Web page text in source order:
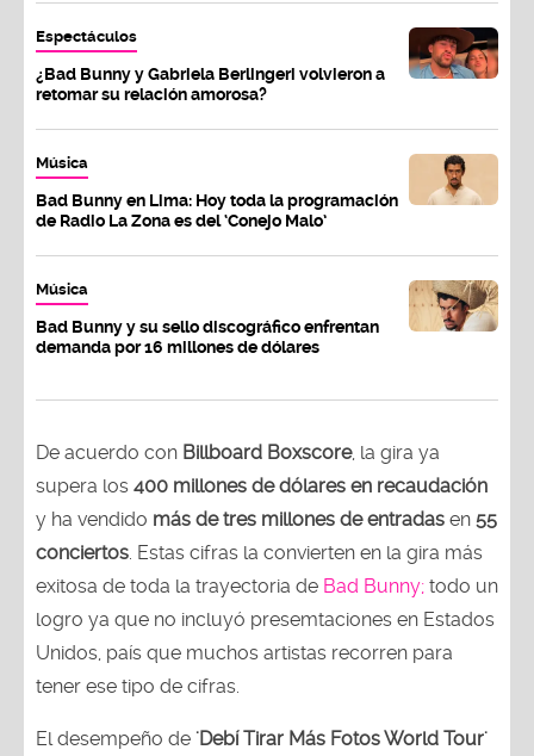
Espectáculos
¿Bad Bunny y Gabriela Berlingeri volvieron a
retomar su relación amorosa?
Música
Bad Bunny en Lima: Hoy toda la programación
de Radio La Zona es del ‘Conejo Malo’
Música
Bad Bunny y su sello discográfico enfrentan
demanda por 16 millones de dólares
De acuerdo con Billboard Boxscore, la gira ya
supera los 400 millones de dólares en recaudación
y ha vendido más de tres millones de entradas en 55
conciertos. Estas cifras la convierten en la gira más
exitosa de toda la trayectoria de Bad Bunny; todo un
logro ya que no incluyó presemtaciones en Estados
Unidos, país que muchos artistas recorren para
tener ese tipo de cifras.
El desempeño de 'Debí Tirar Más Fotos World Tour'